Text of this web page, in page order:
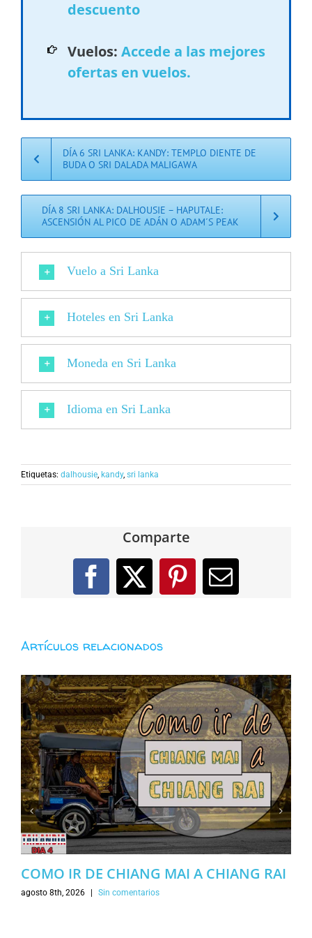
descuento
Vuelos: Accede a las mejores
ofertas en vuelos.
DÍA 6 SRI LANKA: KANDY: TEMPLO DIENTE DE
BUDA O SRI DALADA MALIGAWA
DÍA 8 SRI LANKA: DALHOUSIE – HAPUTALE:
ASCENSIÓN AL PICO DE ADÁN O ADAM´S PEAK
Vuelo a Sri Lanka
Hoteles en Sri Lanka
Moneda en Sri Lanka
Idioma en Sri Lanka
Etiquetas: dalhousie kandy, sri lanka
Comparte
Facebook
X PinterestCorreo
Artículos relacionados
COMO IR DE CHIANG MAI A CHIANG RAI
agosto 8th, 2026 | Sin comentarios